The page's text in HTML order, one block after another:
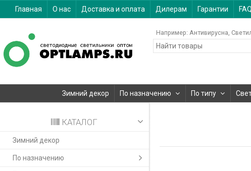
Главная О нас Доставка и оплата Дилерам Гарантии FAQ
Например: Антивирусна
Зимний декор По назначению По типу
КАТАЛОГ
Зимний декор
По назначению